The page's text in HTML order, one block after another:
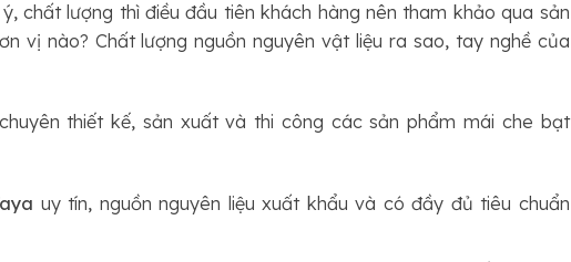
chất lượng thì điều đầu tiên khách hàng nên tham khảo qua sản
vị nào? Chất lượng nguồn nguyên vật liệu ra sao, tay nghề của
thiết kế, sản xuất và thi công các sản phẩm mái che bạt
uy tín, nguồn nguyên liệu xuất khẩu và có đầy đủ tiêu chuẩn